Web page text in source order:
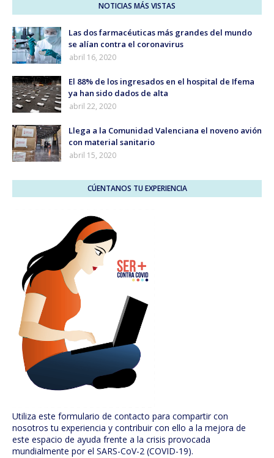
NOTICIAS MÁS VISTAS
Las dos farmacéuticas más grandes del mundo
se alían contra el coronavirus
abril 16, 2020
El 88% de los ingresados en el hospital de Ifema
ya han sido dados de alta
abril 22, 2020
Llega a la Comunidad Valenciana el noveno avión
con material sanitario
abril 15, 2020
CÚENTANOS TU EXPERIENCIA
Utiliza este formulario de contacto para compartir con
nosotros tu experiencia y contribuir con ello a la mejora de
este espacio de ayuda frente a la crisis provocada
mundialmente por el SARS-CoV-2 (COVID-19).